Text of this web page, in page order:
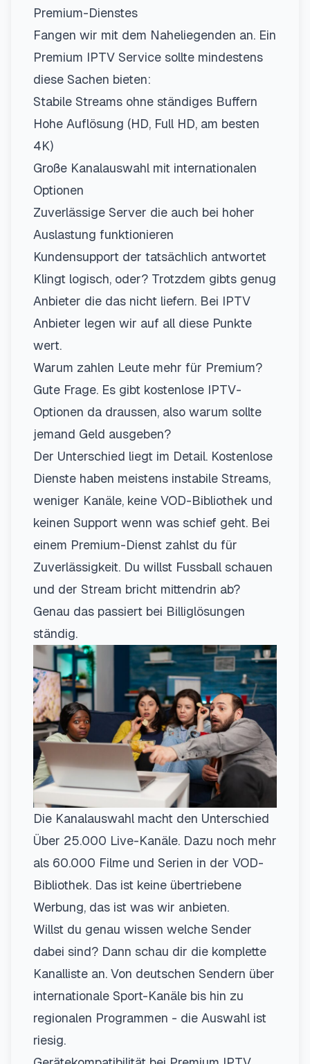
Premium-Dienstes
Fangen wir mit dem Naheliegenden an. Ein
Premium IPTV Service sollte mindestens
diese Sachen bieten:
Stabile Streams ohne ständiges Buffern
Hohe Auflösung (HD, Full HD, am besten
4K)
Große Kanalauswahl mit internationalen
Optionen
Zuverlässige Server die auch bei hoher
Auslastung funktionieren
Kundensupport der tatsächlich antwortet
Klingt logisch, oder? Trotzdem gibts genug
Anbieter die das nicht liefern. Bei IPTV
Anbieter legen wir auf all diese Punkte
wert.
Warum zahlen Leute mehr für Premium?
Gute Frage. Es gibt kostenlose IPTV-
Optionen da draussen, also warum sollte
jemand Geld ausgeben?
Der Unterschied liegt im Detail. Kostenlose
Dienste haben meistens instabile Streams,
weniger Kanäle, keine VOD-Bibliothek und
keinen Support wenn was schief geht. Bei
einem Premium-Dienst zahlst du für
Zuverlässigkeit. Du willst Fussball schauen
und der Stream bricht mittendrin ab?
Genau das passiert bei Billiglösungen
ständig.
Die Kanalauswahl macht den Unterschied
Über 25.000 Live-Kanäle. Dazu noch mehr
als 60.000 Filme und Serien in der VOD-
Bibliothek. Das ist keine übertriebene
Werbung, das ist was wir anbieten.
Willst du genau wissen welche Sender
dabei sind? Dann schau dir die komplette
Kanalliste an. Von deutschen Sendern über
internationale Sport-Kanäle bis hin zu
regionalen Programmen - die Auswahl ist
riesig.